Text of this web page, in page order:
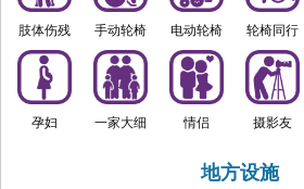
肢体伤残 手动轮椅 电动轮椅 轮椅同行
孕妇 一家大细 情侣 摄影友
地方设施